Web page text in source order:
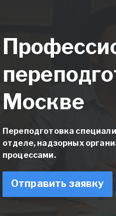
Москве
Переподготовка
отделе, надзорных
процессами.
Отправить заявку